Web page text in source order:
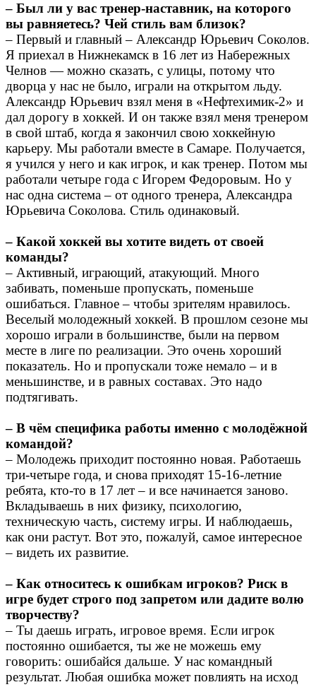
– Был ли у вас тренер-наставник, на которого
вы равняетесь? Чей стиль вам близок?
– Первый и главный – Александр Юрьевич Соколов.
Я приехал в Нижнекамск в 16 лет из Набережных
Челнов — можно сказать, с улицы, потому что
дворца у нас не было, играли на открытом льду.
Александр Юрьевич взял меня в «Нефтехимик-2» и
дал дорогу в хоккей. И он также взял меня тренером
в свой штаб, когда я закончил свою хоккейную
карьеру. Мы работали вместе в Самаре. Получается,
я учился у него и как игрок, и как тренер. Потом мы
работали четыре года с Игорем Федоровым. Но у
нас одна система – от одного тренера, Александра
Юрьевича Соколова. Стиль одинаковый.
– Какой хоккей вы хотите видеть от своей
команды?
– Активный, играющий, атакующий. Много
забивать, поменьше пропускать, поменьше
ошибаться. Главное – чтобы зрителям нравилось.
Веселый молодежный хоккей. В прошлом сезоне мы
хорошо играли в большинстве, были на первом
месте в лиге по реализации. Это очень хороший
показатель. Но и пропускали тоже немало – и в
меньшинстве, и в равных составах. Это надо
подтягивать.
– В чём специфика работы именно с молодёжной
командой?
– Молодежь приходит постоянно новая. Работаешь
три-четыре года, и снова приходят 15-16-летние
ребята, кто-то в 17 лет – и все начинается заново.
Вкладываешь в них физику, психологию,
техническую часть, систему игры. И наблюдаешь,
как они растут. Вот это, пожалуй, самое интересное
– видеть их развитие.
– Как относитесь к ошибкам игроков? Риск в
игре будет строго под запретом или дадите волю
творчеству?
– Ты даешь играть, игровое время. Если игрок
постоянно ошибается, ты же не можешь ему
говорить: ошибайся дальше. У нас командный
результат. Любая ошибка может повлиять на исход